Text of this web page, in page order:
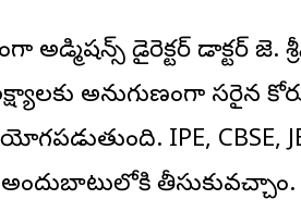
అడ్మిషన్స్ డైరెక్టర్ డాక్టర్ జె.
అనుగుణంగా సరైన
IPE, CBSE,